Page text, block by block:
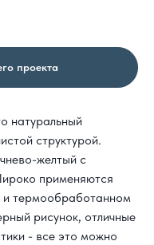
проекта
натуральный
структурой.
желтый с
применяются
и термообработанном
рисунок, отличные
- все это можно